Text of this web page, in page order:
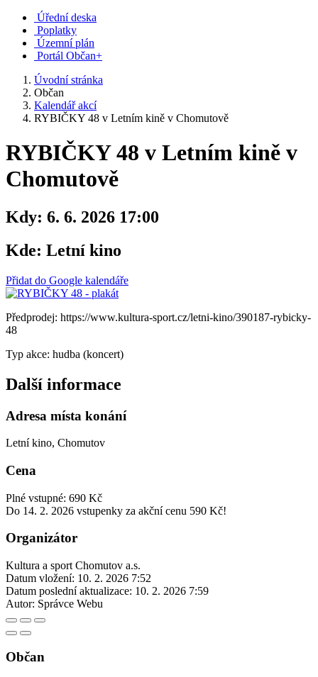
Úřední deska
Poplatky
Územní plán
Portál Občan+
Úvodní stránka
Občan
Kalendář akcí
RYBIČKY 48 v Letním kině v Chomutově
RYBIČKY 48 v Letním kině v
Chomutově
Kdy: 6. 6. 2026 17:00
Kde: Letní kino
Přidat do Google kalendáře
Předprodej: https://www.kultura-sport.cz/letni-kino/390187-rybicky-
48
Typ akce: hudba (koncert)
Další informace
Adresa místa konání
Letní kino, Chomutov
Cena
Plné vstupné: 690 Kč
Do 14. 2. 2026 vstupenky za akční cenu 590 Kč!
Organizátor
Kultura a sport Chomutov a.s.
Datum vložení: 10. 2. 2026 7:52
Datum poslední aktualizace: 10. 2. 2026 7:59
Autor: Správce Webu
Občan